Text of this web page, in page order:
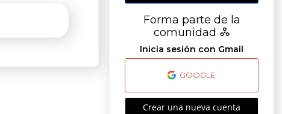
Forma parte de la
comunidad
Inicia sesión con Gmail
GOOGLE
Crear una nueva cuenta